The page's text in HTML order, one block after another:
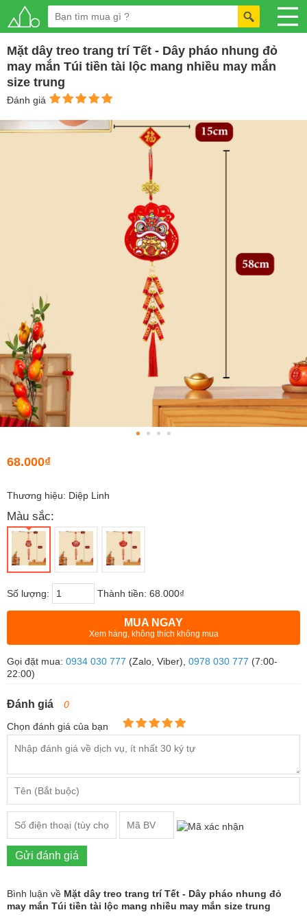
Mặt dây treo trang trí Tết - Dây pháo nhung đỏ
may mắn Túi tiền tài lộc mang nhiều may mắn
size trung
Đánh giá
68.000₫
Thương hiệu: Diệp Linh
Màu sắc:
Số lượng: Thành tiền: 68.000₫
MUA NGAY
Xem hàng, không thích không mua
Gọi đặt mua: 0934 030 777 (Zalo, Viber), 0978 030 777 (7:00-
22:00)
Đánh giá
0
Chọn đánh giá của bạn
Gửi đánh giá
Bình luận về Mặt dây treo trang trí Tết - Dây pháo nhung đỏ
may mắn Túi tiền tài lộc mang nhiều may mắn size trung